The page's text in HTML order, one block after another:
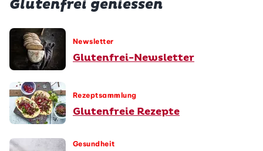
Glutenfrei geniessen
Newsletter
Glutenfrei-Newsletter
Rezeptsammlung
Glutenfreie Rezepte
Gesundheit